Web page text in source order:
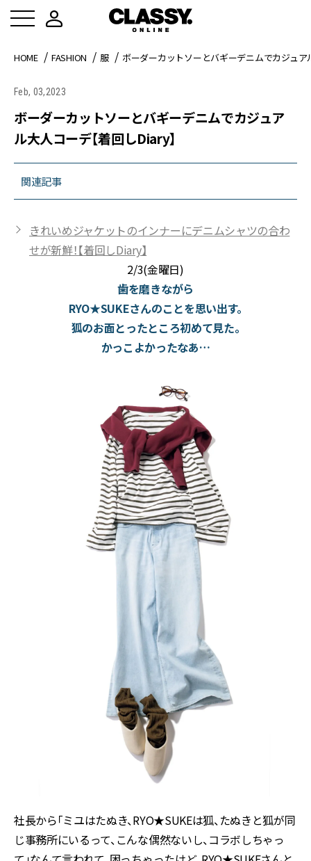
HOME FASHION 服 ボーダーカットソーとバギーデニムでカジュ
Feb, 03,2023
ボーダーカットソーとバギーデニムでカジュア
ル大人コーデ【着回しDiary】
関連記事
きれいめジャケットのインナーにデニムシャツの合わ
せが新鮮！【着回しDiary】
2/3(金曜日)
歯を磨きながら
RYO★SUKEさんのことを思い出す。
狐のお面とったところ初めて見た。
かっこよかったなあ…
社長から「ミユはたぬき、RYO★SUKEは狐、たぬきと狐が同
じ事務所にいるって、こんな偶然ないし、コラボしちゃっ